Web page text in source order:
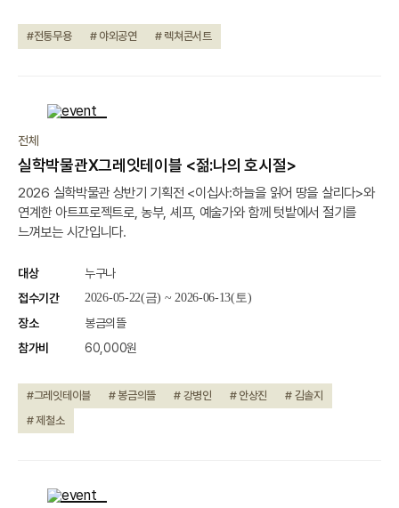
#전통무용 # 야외공연 # 렉쳐콘서트
전체
실학박물관X그레잇테이블 <젊:나의 호시절>
2026 실학박물관 상반기 기획전 <이십사:하늘을 읽어 땅을 살리다>와
연계한 아트프로젝트로, 농부, 셰프, 예술가와 함께 텃밭에서 절기를
느껴보는 시간입니다.
대상
누구나
접수기간
2026-05-22(금) ~ 2026-06-13(토)
장소
봉금의뜰
참가비
60,000원
#그레잇테이블 # 봉금의뜰 # 강병인 # 안상진
# 김솔지
# 제철소